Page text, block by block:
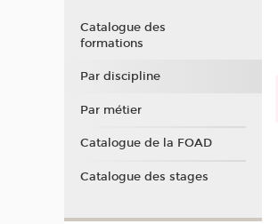
Catalogue des
formations
Par discipline
Par métier
Catalogue de la FOAD
Catalogue des stages